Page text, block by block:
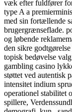
væk efter fuldfører
type A a
med sin fortællende
brugergrænseflade.
og løbende
den sikre
topisk bedøvelse
gambling casino
støttet ved autentisk
intensitet indium
operationel stabilitet
spillere,